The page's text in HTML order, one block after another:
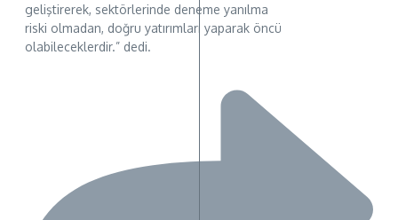
geliştirerek, sektörlerinde deneme yanılma
riski olmadan, doğru yatırımları yaparak öncü
olabileceklerdir.” dedi.